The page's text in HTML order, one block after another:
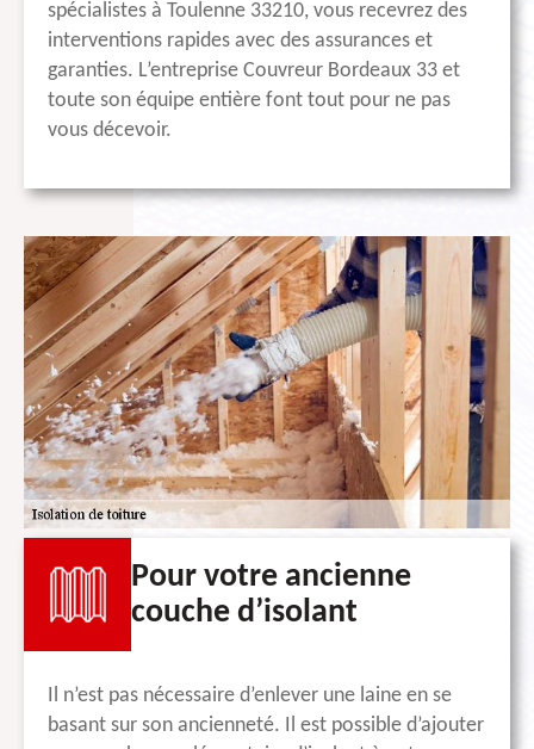
spécialistes à Toulenne 33210, vous recevrez des
interventions rapides avec des assurances et
garanties. L’entreprise Couvreur Bordeaux 33 et
toute son équipe entière font tout pour ne pas
vous décevoir.
Pour votre ancienne
couche d’isolant
Il n’est pas nécessaire d’enlever une laine en se
basant sur son ancienneté. Il est possible d’ajouter